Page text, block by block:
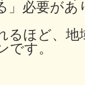
」必要があ
るほど、地
です。
厚木